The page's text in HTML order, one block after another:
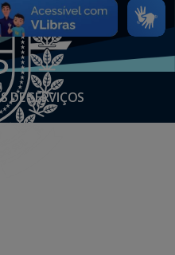
DE SERVIÇOS